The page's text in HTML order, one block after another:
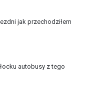
jak przechodziłem
autobusy z tego